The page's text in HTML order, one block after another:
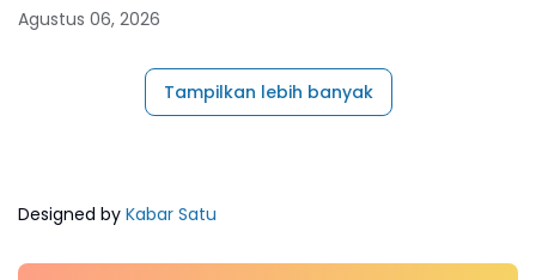
Agustus 06, 2026
Tampilkan lebih banyak
Designed by Kabar Satu